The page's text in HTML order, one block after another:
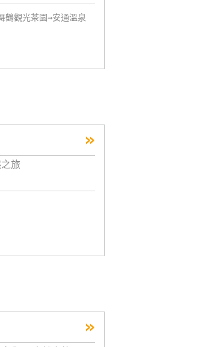
鶴觀光茶園→安通溫泉
»
旅
»